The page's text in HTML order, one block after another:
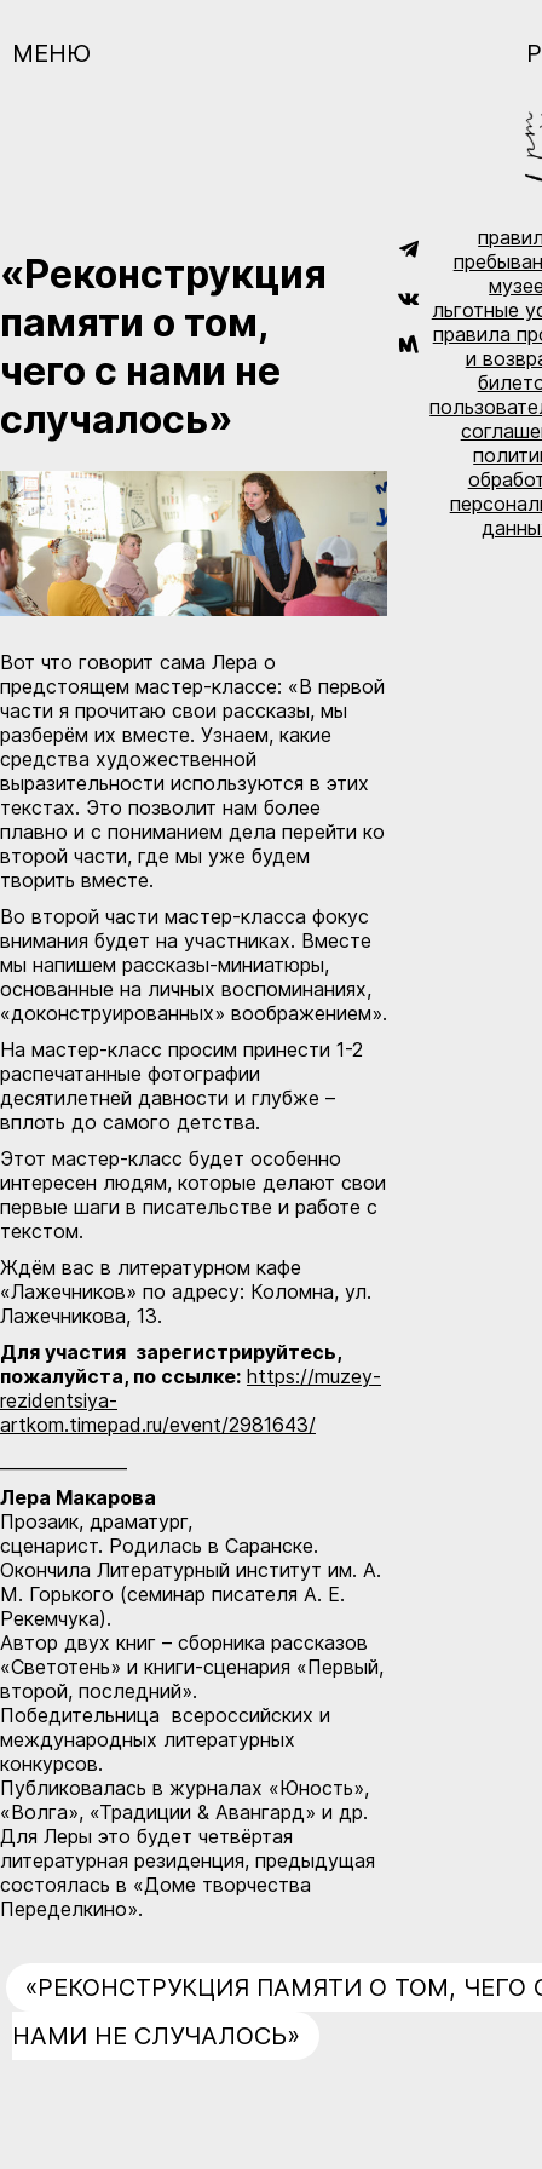
МЕНЮ
«РЕКОНСТРУКЦИЯ ПАМЯТИ О ТОМ, ЧЕГО
НАМИ НЕ СЛУЧАЛОСЬ»
«Реконструкция
памяти о том,
чего с нами не
случалось»
Вот что говорит сама Лера о
предстоящем мастер-классе: «В первой
части я прочитаю свои рассказы, мы
разберём их вместе. Узнаем, какие
средства художественной
выразительности используются в этих
текстах. Это позволит нам более
плавно и с пониманием дела перейти ко
второй части, где мы уже будем
творить вместе.
Во второй части мастер-класса фокус
внимания будет на участниках. Вместе
мы напишем рассказы-миниатюры,
основанные на личных воспоминаниях,
«доконструированных» воображением».
На мастер-класс просим принести 1-2
распечатанные фотографии
десятилетней давности и глубже –
вплоть до самого детства.
Этот мастер-класс будет особенно
интересен людям, которые делают свои
первые шаги в писательстве и работе с
текстом.
Ждём вас в литературном кафе
«Лажечников» по адресу: Коломна, ул.
Лажечникова, 13.
Для участия зарегистрируйтесь,
пожалуйста, по ссылке: https://muzey-
rezidentsiya-
artkom.timepad.ru/event/2981643/
Лера Макарова
Прозаик, драматург,
сценарист. Родилась в Саранске.
Окончила Литературный институт им. А.
М. Горького (семинар писателя А. Е.
Рекемчука).
Автор двух книг – сборника рассказов
«Светотень» и книги-сценария «Первый,
второй, последний».
Победительница всероссийских и
международных литературных
конкурсов.
Публиковалась в журналах «Юность»,
«Волга», «Традиции & Авангард» и др.
Для Леры это будет четвёртая
литературная резиденция, предыдущая
состоялась в «Доме творчества
Переделкино».
льготные
правила
и